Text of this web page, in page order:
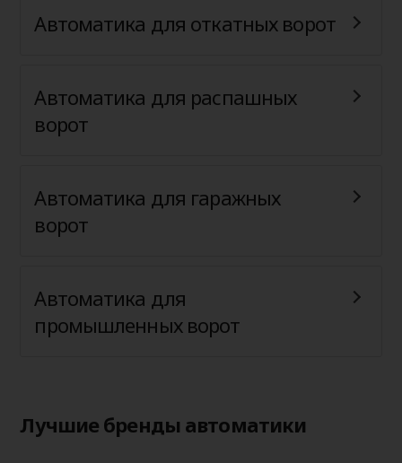
Автоматика для откатных ворот
Автоматика для распашных
ворот
Автоматика для гаражных
ворот
Автоматика для
промышленных ворот
Лучшие бренды автоматики